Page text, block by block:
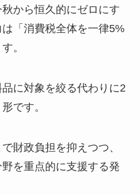
から恒久的にゼロにす
「消費税全体を一律5%
。
に対象を絞る代わりに2
です。
財政負担を抑えつつ、
を重点的に支援する発